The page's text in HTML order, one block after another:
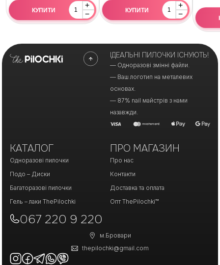
+
−
КУПИТИ
+
−
КУПИТИ
ІДЕАЛЬНІ ПИЛОЧКИ ІСНУЮТЬ!
— Одноразові змінні файли.
— Ваш логотип на металевих
основах.
— 87% nail майстрів з нами
назавжди.
КАТАЛОГ
Одноразові пилочки
Подо – Диски
Багаторазові пилочки
Гель – лаки ThePilochki
ПРО МАГАЗИН
Про нас
Контакти
Доставка та оплата
Опт ThePilochki™
067 220 9 220
м.Бровари
thepilochki@gmail.com